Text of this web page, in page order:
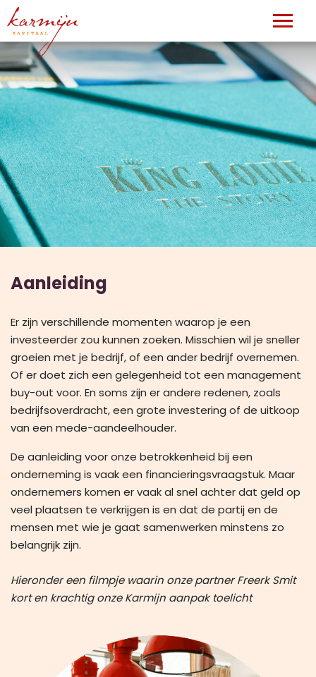
Aanleiding
Er zijn verschillende momenten waarop je een
investeerder zou kunnen zoeken. Misschien wil je sneller
groeien met je bedrijf, of een ander bedrijf overnemen.
Of er doet zich een gelegenheid tot een management
buy-out voor. En soms zijn er andere redenen, zoals
bedrijfsoverdracht, een grote investering of de uitkoop
van een mede-aandeelhouder.
De aanleiding voor onze betrokkenheid bij een
onderneming is vaak een financieringsvraagstuk. Maar
ondernemers komen er vaak al snel achter dat geld op
veel plaatsen te verkrijgen is en dat de partij en de
mensen met wie je gaat samenwerken minstens zo
belangrijk zijn.
Hieronder een filmpje waarin onze partner Freerk Smit
kort en krachtig onze Karmijn aanpak toelicht